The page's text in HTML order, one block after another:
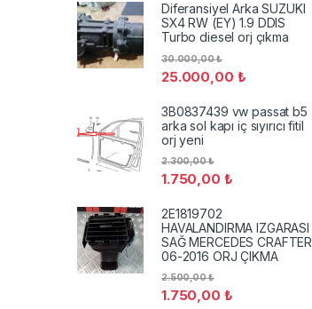
Diferansiyel Arka SUZUKI
SX4 RW (EY) 1.9 DDIS
Turbo diesel orj çıkma
25.000,00 ₺
30.000,00₺
3B0837439 vw passat b5
arka sol kapı iç sıyırıcı fitil
orj yeni
1.750,00 ₺
2.300,00₺
2E1819702
HAVALANDIRMA IZGARASI
SAĞ MERCEDES CRAFTER
06-2016 ORJ ÇIKMA
1.750,00 ₺
2.500,00₺